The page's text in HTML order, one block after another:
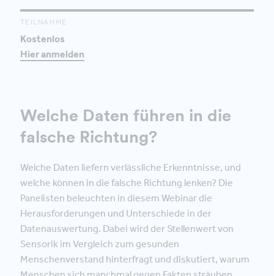
TEILNAHME
Kostenlos
Hier anmelden
Welche Daten führen in die
falsche Richtung?
Welche Daten liefern verlässliche Erkenntnisse, und
welche können in die falsche Richtung lenken? Die
Panelisten beleuchten in diesem Webinar die
Herausforderungen und Unterschiede in der
Datenauswertung. Dabei wird der Stellenwert von
Sensorik im Vergleich zum gesunden
Menschenverstand hinterfragt und diskutiert, warum